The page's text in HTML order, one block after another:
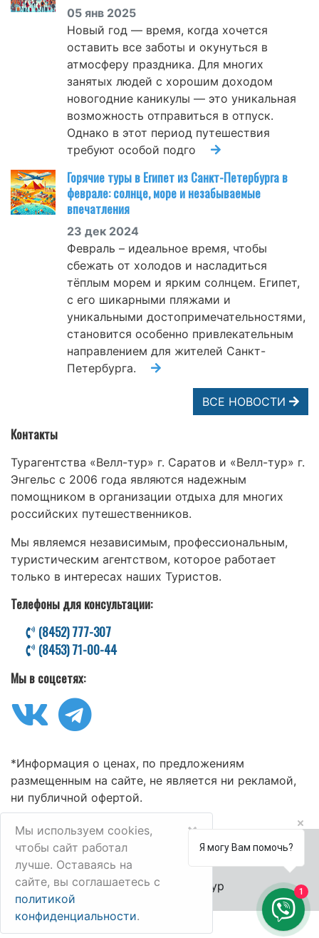
05 янв 2025
Новый год — время, когда хочется
оставить все заботы и окунуться в
атмосферу праздника. Для многих
занятых людей с хорошим доходом
новогодние каникулы — это уникальная
возможность отправиться в отпуск.
Однако в этот период путешествия
требуют особой подго
Горячие туры в Египет из Санкт-Петербурга в
феврале: солнце, море и незабываемые
впечатления
23 дек 2024
Февраль – идеальное время, чтобы
сбежать от холодов и насладиться
тёплым морем и ярким солнцем. Египет,
с его шикарными пляжами и
уникальными достопримечательностями,
становится особенно привлекательным
направлением для жителей Санкт-
Петербурга.
ВСЕ НОВОСТИ
Контакты
Турагентства «Велл-тур» г. Саратов и «Велл-тур» г.
Энгельс с 2006 года являются надежным
помощником в организации отдыха для многих
российских путешественников.
Мы являемся независимым, профессиональным,
туристическим агентством, которое работает
только в интересах наших Туристов.
Телефоны для консультации:
(8452) 777-307
(8453) 71-00-44
Мы в соцсетях:
*Информация о ценах, по предложениям
размещенным на сайте, не является ни рекламой,
ни публичной офертой.
© 2006-2025 Велл-Тур
Мы используем cookies,
чтобы сайт работал
лучше. Оставаясь на
сайте, вы соглашаетесь с
политикой
конфиденциальности.
×
Я могу Вам помочь?
1